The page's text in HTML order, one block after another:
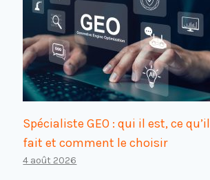
Spécialiste GEO : qui il est, ce qu’il
fait et comment le choisir
4 août 2026